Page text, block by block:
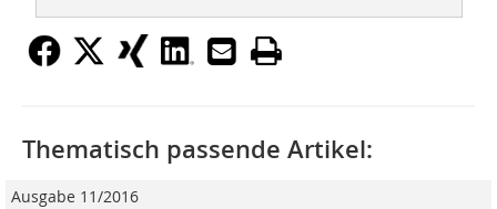
Thematisch passende Artikel:
Ausgabe 11/2016